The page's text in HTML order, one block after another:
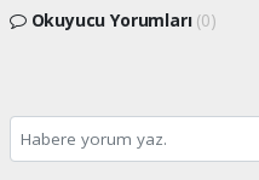
Okuyucu Yorumları (0)